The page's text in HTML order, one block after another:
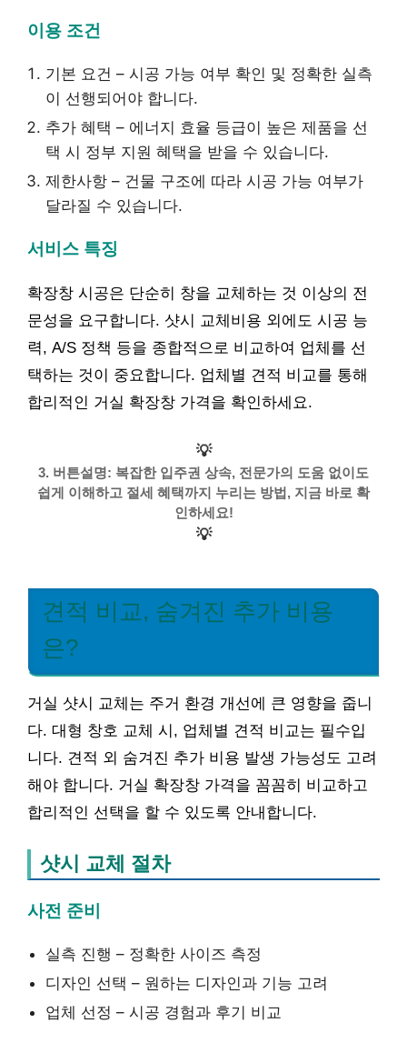
이용 조건
기본 요건 – 시공 가능 여부 확인 및 정확한 실측
이 선행되어야 합니다.
추가 혜택 – 에너지 효율 등급이 높은 제품을 선
택 시 정부 지원 혜택을 받을 수 있습니다.
제한사항 – 건물 구조에 따라 시공 가능 여부가
달라질 수 있습니다.
서비스 특징
확장창 시공은 단순히 창을 교체하는 것 이상의 전
문성을 요구합니다. 샷시 교체비용 외에도 시공 능
력, A/S 정책 등을 종합적으로 비교하여 업체를 선
택하는 것이 중요합니다. 업체별 견적 비교를 통해
합리적인 거실 확장창 가격을 확인하세요.
💡
3. 버튼설명: 복잡한 입주권 상속, 전문가의 도움 없이도
쉽게 이해하고 절세 혜택까지 누리는 방법, 지금 바로 확
인하세요!
💡
견적 비교, 숨겨진 추가 비용
은?
거실 샷시 교체는 주거 환경 개선에 큰 영향을 줍니
다. 대형 창호 교체 시, 업체별 견적 비교는 필수입
니다. 견적 외 숨겨진 추가 비용 발생 가능성도 고려
해야 합니다. 거실 확장창 가격을 꼼꼼히 비교하고
합리적인 선택을 할 수 있도록 안내합니다.
샷시 교체 절차
사전 준비
실측 진행 – 정확한 사이즈 측정
디자인 선택 – 원하는 디자인과 기능 고려
업체 선정 – 시공 경험과 후기 비교